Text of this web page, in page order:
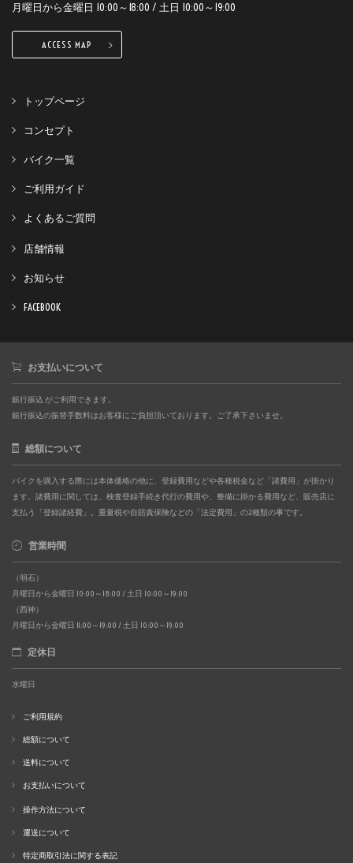
月曜日から金曜日 10:00～18:00 / 土日 10:00～19:00
ACCESS MAP
トップページ
コンセプト
バイク一覧
ご利用ガイド
よくあるご質問
店舗情報
お知らせ
FACEBOOK
お支払いについて
銀行振込 がご利用できます。
銀行振込の振替手数料はお客様にご負担頂いております。ご了承下さいませ。
総額について
バイクを購入する際には本体価格の他に、登録費用などや各種税金など「諸費用」が掛かり
ます。諸費用に関しては、検査登録手続き代行の費用や、整備に掛かる費用など、販売店に
支払う「登録諸経費」。重量税や自賠責保険などの「法定費用」の2種類の事です。
営業時間
（明石）
月曜日から金曜日 10:00～18:00 / 土日 10:00～19:00
（西神）
月曜日から金曜日 11:00～19:00 / 土日 10:00～19:00
定休日
水曜日
ご利用規約
総額について
送料について
お支払いについて
操作方法について
運送について
特定商取引法に関する表記